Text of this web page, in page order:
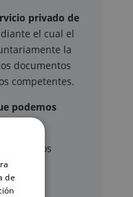
privado de
el cual el
la
documentos
competentes.
podemos
podemos
de